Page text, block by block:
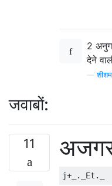
2
देने
—
जवाबों:
11